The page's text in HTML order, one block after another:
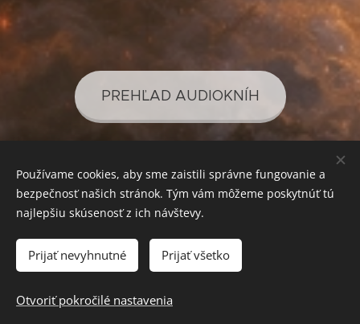
PREHĽAD AUDIOKNÍH
PREHĽAD PODCASTOV
SVETLO PRE VAŠE POZNANIE
EUR €
Používame cookies, aby sme zaistili správne fungovanie a
bezpečnosť našich stránok. Tým vám môžeme poskytnúť tú
najlepšiu skúsenosť z ich návštevy.
Prijať nevyhnutné Prijať všetko
Otvoriť pokročilé nastavenia